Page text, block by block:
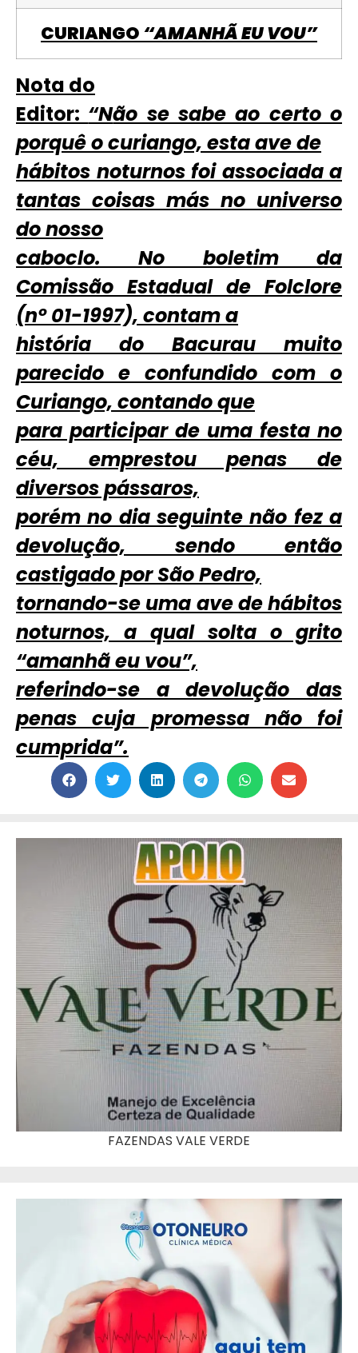
CURIANGO“AMANHÃ EU VOU”
Nota do
Editor: “Não se sabe ao certo o
porquê o curiango, esta ave de
hábitos noturnos foi associada a
tantas coisas más no universo
do nosso
caboclo. No boletim da
Comissão Estadual de Folclore
(nº 01-1997), contam a
história do Bacurau muito
parecido e confundido com o
Curiango, contando que
para participar de uma festa no
céu, emprestou penas de
diversos pássaros,
porém no dia seguinte não fez a
devolução, sendo então
castigado por São Pedro,
tornando-se uma ave de hábitos
noturnos, a qual solta o grito
“amanhã eu vou”,
referindo-se a devolução das
penas cuja promessa não foi
cumprida”.
FAZENDAS VALE VERDE